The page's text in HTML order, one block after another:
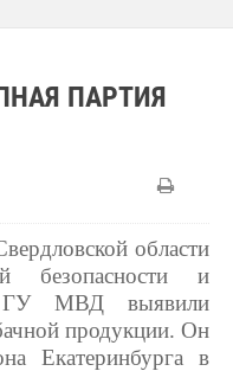
ПАРТИЯ
области
безопасности и
ГУ МВД выявили
продукции. Он
Екатеринбурга в